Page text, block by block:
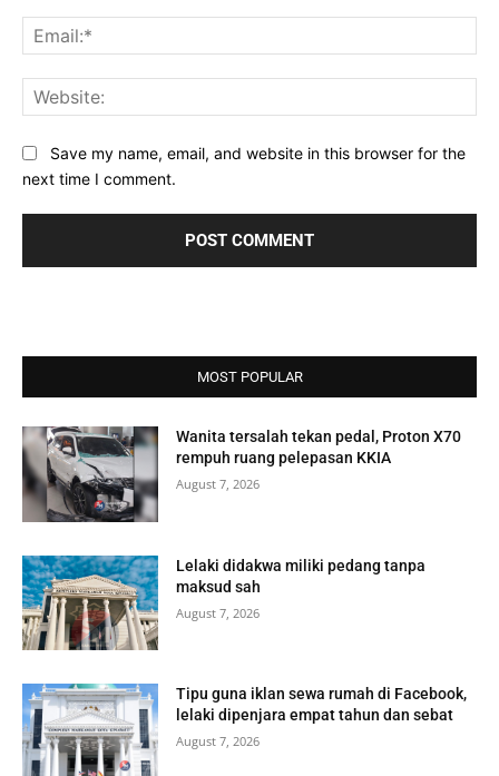
Save my name, email, and website in this browser for the
next time I comment.
MOST POPULAR
Wanita tersalah tekan pedal, Proton X70
rempuh ruang pelepasan KKIA
August 7, 2026
Lelaki didakwa miliki pedang tanpa
maksud sah
August 7, 2026
Tipu guna iklan sewa rumah di Facebook,
lelaki dipenjara empat tahun dan sebat
August 7, 2026